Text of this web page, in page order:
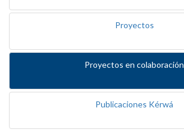
Proyectos
Proyectos en colaboración
Publicaciones Kérwá